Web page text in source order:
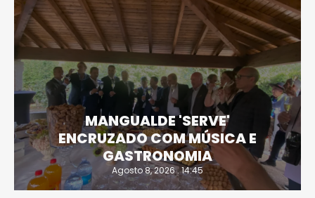
MANGUALDE 'SERVE'
ENCRUZADO COM MÚSICA E
GASTRONOMIA
Agosto 8, 2026 . 14:45